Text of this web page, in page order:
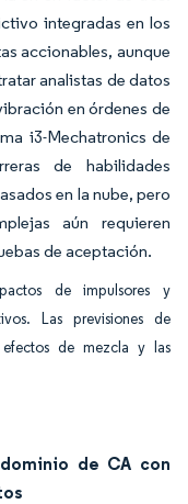
integradas en los
accionables, aunque
analistas de datos
en órdenes de
i3-Mechatronics de
de habilidades
en la nube, pero
aún requieren
de aceptación.
de impulsores y
Las previsiones de
de mezcla y las
de CA con